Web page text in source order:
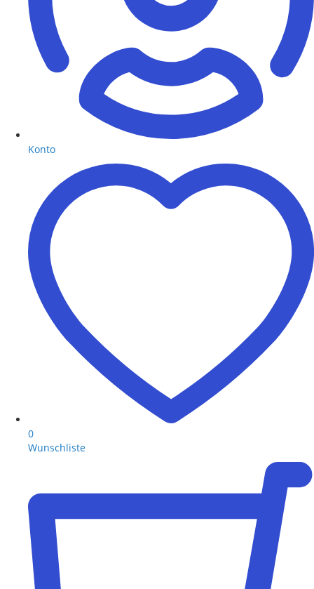
Konto
0
Wunschliste